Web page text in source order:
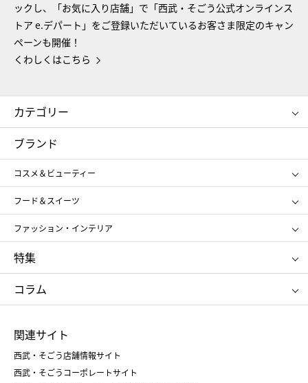
ックし、「お気に入り店舗」で「西武・そごう公式オンラインス
トア e.デパート」をご登録いただいているお客さま限定のキャン
ペーンも開催！
くわしくはこちら
カテゴリー
コスメ＆ビューティー
ギフト
レディース
メンズ
スポーツ・アウトドア
お中元
お歳暮
ブランド
コスメ＆ビューティー
SHISEIDO
ポール&ジョー ボーテ
ジルスチュアート
NARS
RMK
クリニーク
SK-Ⅱ
フード＆スイーツ
アンリ・シャルパンティエ
ゴディバ
新宿高野
たねや
ねんりん家
ファッション・インテリア
ポロ ラルフ ローレン
タケオ キクチ
ママ＆キッズ
シュタイフ
特集
お中元
ひな人形
五月人形
父の日
クリスマスケーキ
コラム
菓子折り
和菓子
人気のギフト
関連サイト
西武・そごう店舗情報サイト
西武・そごうコーポレートサイト